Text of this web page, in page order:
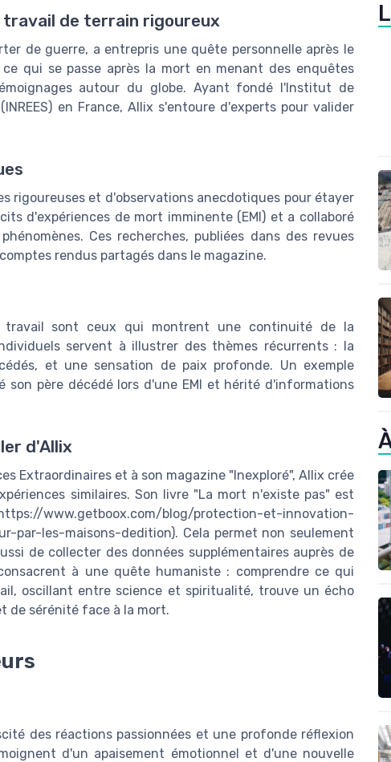
travail de terrain rigoureux
de guerre, a entrepris une quête personnelle après le
qui se passe après la mort en menant des enquêtes
autour du globe. Ayant fondé l'Institut de
en France, Allix s'entoure d'experts pour valider
rigoureuses et d'observations anecdotiques pour étayer
d'expériences de mort imminente (EMI) et a collaboré
Ces recherches, publiées dans des revues
rendus partagés dans le magazine.
travail sont ceux qui montrent une continuité de la
servent à illustrer des thèmes récurrents : la
et une sensation de paix profonde. Un exemple
père décédé lors d'une EMI et hérité d'informations
d'Allix
Extraordinaires et à son magazine "Inexploré", Allix crée
similaires. Son livre "La mort n'existe pas" est
www.getboox.com/blog/protection-et-innovation-
par-les-maisons-dedition). Cela permet non seulement
de collecter des données supplémentaires auprès de
à une quête humaniste : comprendre ce qui
oscillant entre science et spiritualité, trouve un écho
de sérénité face à la mort.
des réactions passionnées et une profonde réflexion
d'un apaisement émotionnel et d'une nouvelle